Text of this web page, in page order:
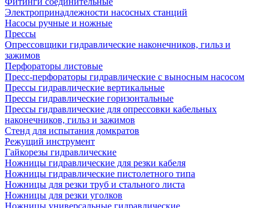
Электропринадлежности насосных станций
Насосы ручные и ножные
Прессы
Опрессовщики гидравлические наконечников, гильз и
зажимов
Перфораторы листовые
Пресс-перфораторы гидравлические с выносным насосом
Прессы гидравлические вертикальные
Прессы гидравлические горизонтальные
Прессы гидравлические для опрессовки кабельных
наконечников, гильз и зажимов
Стенд для испытания домкратов
Режущий инструмент
Гайкорезы гидравлические
Ножницы гидравлические для резки кабеля
Ножницы гидравлические пистолетного типа
Ножницы для резки труб и стального листа
Ножницы для резки уголков
Ножницы универсальные гидравлические